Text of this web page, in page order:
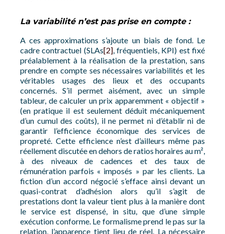
La variabilité n’est pas prise en compte :
A ces approximations s’ajoute un biais de fond. Le
cadre contractuel (SLAs[2], fréquentiels, KPI) est fixé
préalablement à la réalisation de la prestation, sans
prendre en compte ses nécessaires variabilités et les
véritables usages des lieux et des occupants
concernés. S’il permet aisément, avec un simple
tableur, de calculer un prix apparemment « objectif »
(en pratique il est seulement déduit mécaniquement
d’un cumul des coûts), il ne permet ni d’établir ni de
garantir l’efficience économique des services de
propreté. Cette efficience n’est d’ailleurs même pas
réellement discutée en dehors de ratios horaires au m²,
à des niveaux de cadences et des taux de
rémunération parfois « imposés » par les clients. La
fiction d’un accord négocié s’efface ainsi devant un
quasi-contrat d’adhésion alors qu’il s’agit de
prestations dont la valeur tient plus à la manière dont
le service est dispensé, in situ, que d’une simple
exécution conforme. Le formalisme prend le pas sur la
relation, l’apparence tient lieu de réel. La nécessaire